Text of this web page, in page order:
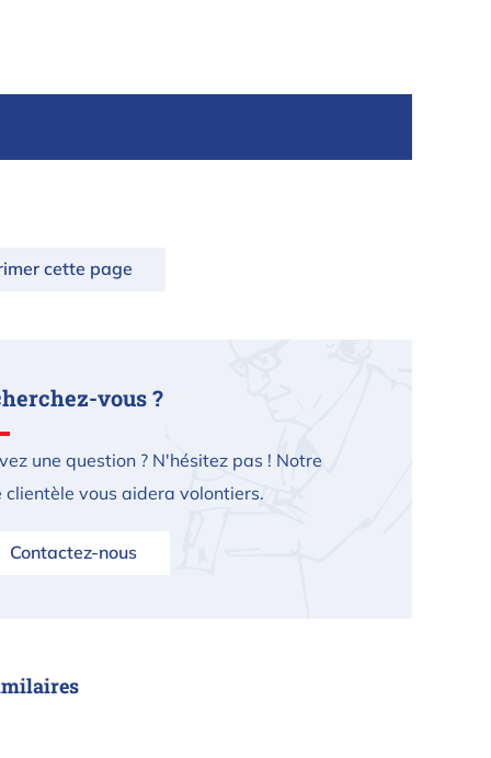
cette page
vous ?
une question ? N'hésitez pas ! Notre
clientèle vous aidera volontiers.
Contactez-nous